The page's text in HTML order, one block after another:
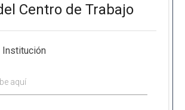
Centro de Trabajo
Institución
aquí